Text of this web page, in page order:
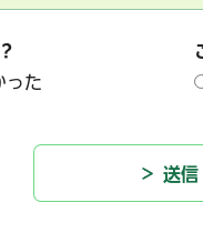
った